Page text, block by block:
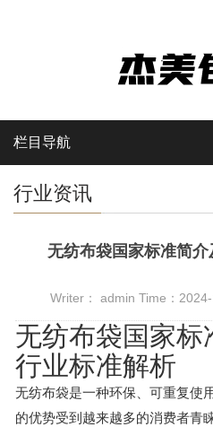
栏目导航
行业资讯
无纺布袋国家标准简
Writer： admin Time：
无纺布袋国家标
行业标准解析
无纺布袋是一种环保、可重复使
的优势受到越来越多的消费者青